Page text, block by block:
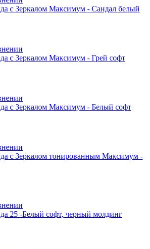
с Зеркалом Максимум - Сандал белый
с Зеркалом Максимум - Грей софт
с Зеркалом Максимум - Белый софт
с Зеркалом тонированным Максимум -
25 -Белый софт, черный молдинг